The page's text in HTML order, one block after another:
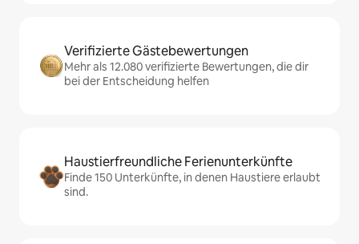
Verifizierte Gästebewertungen
Mehr als 12.080 verifizierte Bewertungen, die dir
bei der Entscheidung helfen
Haustierfreundliche Ferienunterkünfte
Finde 150 Unterkünfte, in denen Haustiere erlaubt
sind.